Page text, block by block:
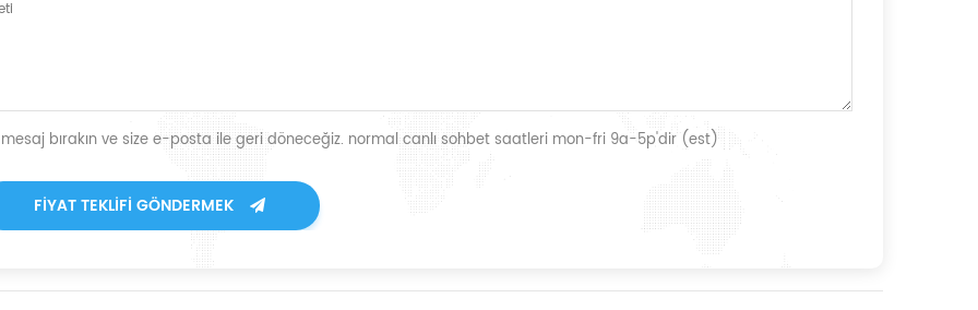
mesaj bırakın ve size e-posta ile geri döneceğiz. normal canlı sohbet saatleri mon-fri 9a-5p'dir (est)
FIYAT TEKLIFI GÖNDERMEK